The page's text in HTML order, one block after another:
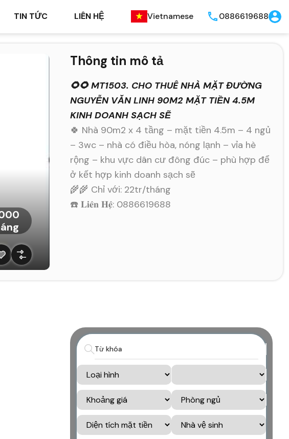
TIN TỨC LIÊN HỆ Vietnamese 0886619688
Thông tin mô tả
🌻🌻 MT1503. CHO THUÊ NHÀ MẶT ĐƯỜNG
NGUYỄN VĂN LINH 90M2 MẶT TIỀN 4.5M
KINH DOANH SẠCH SẼ
🍀 Nhà 90m2 x 4 tầng – mặt tiền 4.5m – 4 ngủ
– 3wc – nhà có điều hòa, nóng lạnh – vỉa hè
rộng – khu vực dân cư đông đúc – phù hợp để
ở kết hợp kinh doanh sạch sẽ
🌾🌾 Chỉ với: 22tr/tháng
☎️ 𝐋𝐢𝐞̂𝐧 𝐇𝐞̣̂: 0886619688